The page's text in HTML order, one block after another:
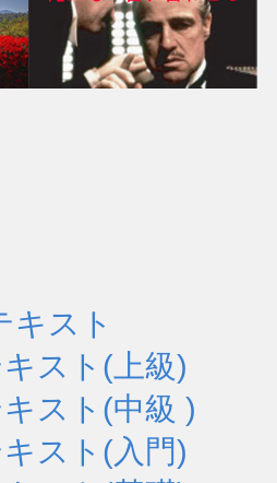
キスト
スト(上級)
スト(中級 )
スト(入門)